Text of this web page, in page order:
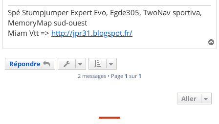
Spé Stumpjumper Expert Evo, Egde305, TwoNav sportiva,
MemoryMap sud-ouest
Miam Vtt => http://jpr31.blogspot.fr/
a
Répondre
2 messages • Page 1 sur 1
Aller